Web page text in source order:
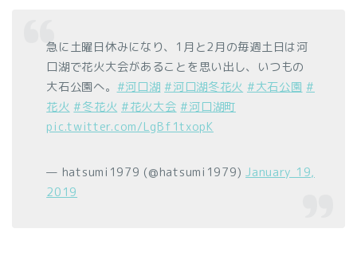
急に土曜日休みになり、1月と2月の毎週土日は河
口湖で花火大会があることを思い出し、いつもの
大石公園へ。 #河口湖 #河口湖冬花火 #大石公園 #
花火 #冬花火 #花火大会 #河口湖町
pic.twitter.com/LgBf1txopK
— hatsumi1979 (@hatsumi1979)January 19,
2019